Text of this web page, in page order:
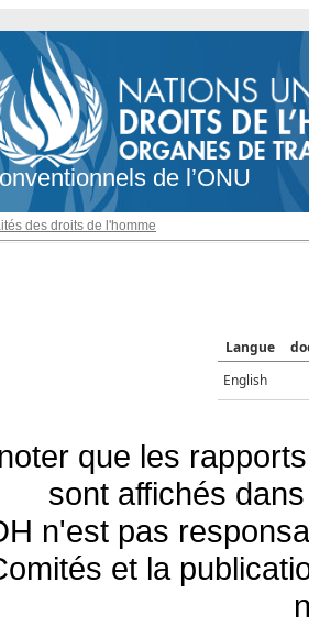
de l’ONU
des droits de l'homme
Langue
English
que les
sont affichés
n'est pas
et la